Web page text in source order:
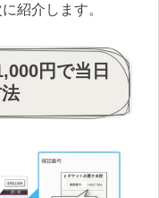
紹介します。
円で当日